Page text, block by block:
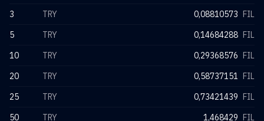
3
TRY 0,08810573 FIL
5
TRY 0,14684288 FIL
10
TRY 0,29368576 FIL
20
TRY 0,58737151 FIL
25
TRY 0,73421439 FIL
50
TRY 1,468429 FIL